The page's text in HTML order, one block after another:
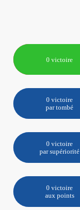
0 victoire
0 victoire
par tombé
0 victoire
par supériorité
0 victoire
aux points